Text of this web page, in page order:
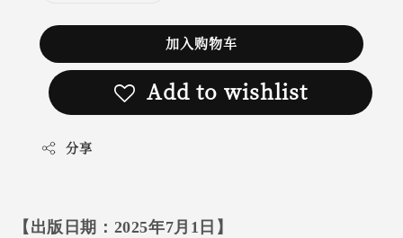
加入购物车
Add to wishlist
分享
【出版日期：2025年7月1日】